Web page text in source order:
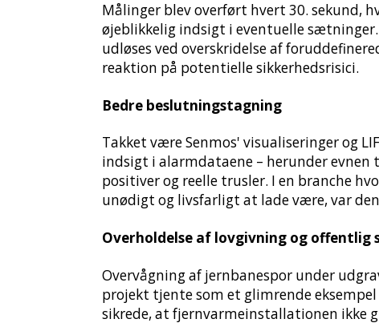
Målinger blev overført hvert 30. sekund,
øjeblikkelig indsigt i eventuelle
udløses ved overskridelse af
reaktion på potentielle sikkerhedsrisici.
Bedre beslutningstagning
Takket være Senmos' visualiseringer og
indsigt i alarmdataene – herunder
positiver og reelle trusler. I en branche
unødigt og livsfarligt at lade være, var
Overholdelse af lovgivning og offentlig
Overvågning af jernbanespor under
projekt tjente som et glimrende
sikrede, at fjernvarmeinstallationen ikke